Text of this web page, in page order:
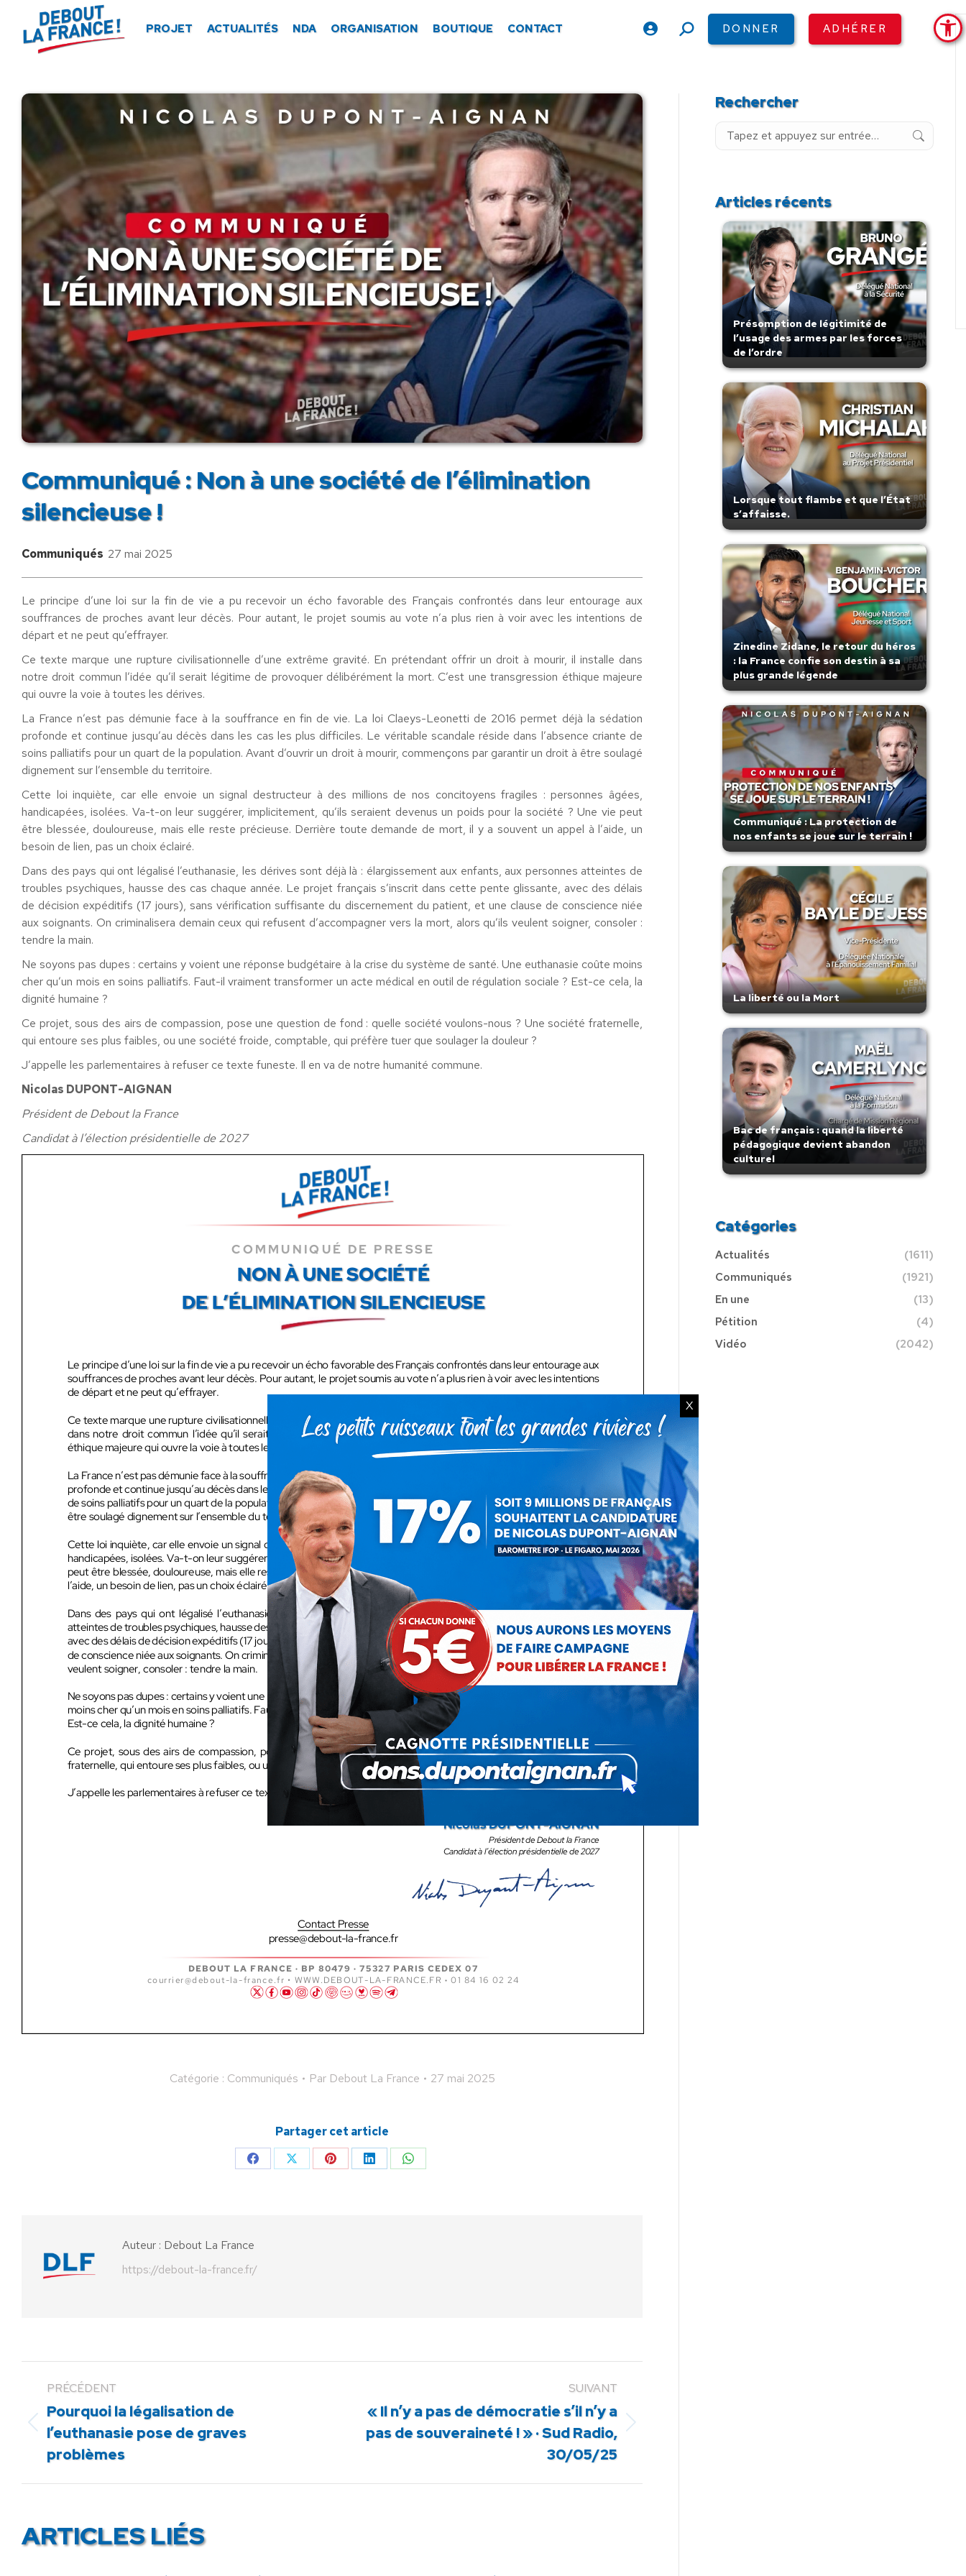
PROJET ACTUALITÉS NDA ORGANISATION BOUTIQUE CONTACT
RechercheDONNER ADHÉRER
Communiqué : Non à une société de l’élimination
silencieuse !
Communiqués 27 mai 2025
Le principe d’une loi sur la fin de vie a pu recevoir un écho favorable des Français confrontés dans leur entourage aux
souffrances de proches avant leur décès. Pour autant, le projet soumis au vote n’a plus rien à voir avec les intentions de
départ et ne peut qu’effrayer.
Ce texte marque une rupture civilisationnelle d’une extrême gravité. En prétendant offrir un droit à mourir, il installe dans
notre droit commun l’idée qu’il serait légitime de provoquer délibérément la mort. C’est une transgression éthique majeure
qui ouvre la voie à toutes les dérives.
La France n’est pas démunie face à la souffrance en fin de vie. La loi Claeys-Leonetti de 2016 permet déjà la sédation
profonde et continue jusqu’au décès dans les cas les plus difficiles. Le véritable scandale réside dans l’absence criante de
soins palliatifs pour un quart de la population. Avant d’ouvrir un droit à mourir, commençons par garantir un droit à être soulagé
dignement sur l’ensemble du territoire.
Cette loi inquiète, car elle envoie un signal destructeur à des millions de nos concitoyens fragiles : personnes âgées,
handicapées, isolées. Va-t-on leur suggérer, implicitement, qu’ils seraient devenus un poids pour la société ? Une vie peut
être blessée, douloureuse, mais elle reste précieuse. Derrière toute demande de mort, il y a souvent un appel à l’aide, un
besoin de lien, pas un choix éclairé.
Dans des pays qui ont légalisé l’euthanasie, les dérives sont déjà là : élargissement aux enfants, aux personnes atteintes de
troubles psychiques, hausse des cas chaque année. Le projet français s’inscrit dans cette pente glissante, avec des délais
de décision expéditifs (17 jours), sans vérification suffisante du discernement du patient, et une clause de conscience niée
aux soignants. On criminalisera demain ceux qui refusent d’accompagner vers la mort, alors qu’ils veulent soigner, consoler :
tendre la main.
Ne soyons pas dupes : certains y voient une réponse budgétaire à la crise du système de santé. Une euthanasie coûte moins
cher qu’un mois en soins palliatifs. Faut-il vraiment transformer un acte médical en outil de régulation sociale ? Est-ce cela, la
dignité humaine ?
Ce projet, sous des airs de compassion, pose une question de fond : quelle société voulons-nous ? Une société fraternelle,
qui entoure ses plus faibles, ou une société froide, comptable, qui préfère tuer que soulager la douleur ?
J’appelle les parlementaires à refuser ce texte funeste. Il en va de notre humanité commune.
Nicolas DUPONT-AIGNAN
Président de Debout la France
Candidat à l’élection présidentielle de 2027
Catégorie : Communiqués Par Debout La France 27 mai 2025
Partager cet article
PartagerPartagerPartagerPartagerPartager
Auteur : Debout La France
https://debout-la-france.fr/
PRÉCÉDENT
Article
précédent
:
Pourquoi la légalisation de
l’euthanasie pose de graves
problèmes
SUIVANT
Article
« Il n’y a pas de démocratie s’il n’y a
pas de souveraineté ! » · Sud Radio,
30/05/25
ARTICLES LIÉS
Rechercher
Recherche
Articles récents
Présomption de légitimité de
l’usage des armes par les forces
de l’ordre
Lorsque tout flambe et que l’État
s’affaisse.
Zinedine Zidane, le retour du héros
: la France confie son destin à sa
plus grande légende
Communiqué : La protection de
nos enfants se joue sur le terrain !
La liberté ou la Mort
Bac de français : quand la liberté
pédagogique devient abandon
culturel
Catégories
Actualités
(1611)
Communiqués
(1921)
En une
(13)
Pétition
(4)
Vidéo
(2042)
X
Panneau de gestion des cookies